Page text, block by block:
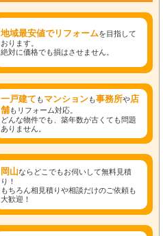
地域最安値でリフォームを目指して
おります。
絶対に価格でも損はさせません。
一戸建て もマンションも事務所や店
舗もリフォーム対応。
どんな物件でも、築年数が古くても問題
ありません。
岡山ならどこでもお伺いして無料見積
り！
もちろん相見積りや相談だけのご依頼も
大歓迎！